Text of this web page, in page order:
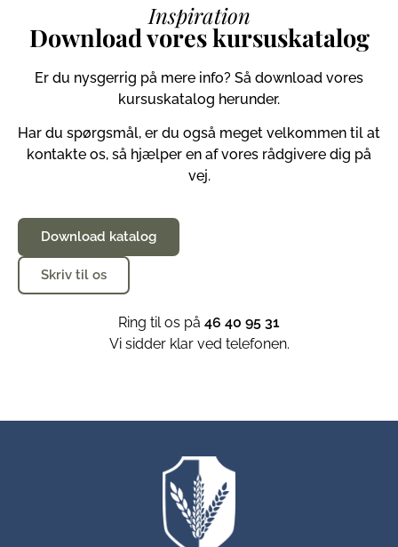
Inspiration
Download vores kursuskatalog
Er du nysgerrig på mere info? Så download vores
kursuskatalog herunder.
Har du spørgsmål, er du også meget velkommen til at
kontakte os, så hjælper en af vores rådgivere dig på
vej.
Download katalog
Skriv til os
Ring til os på 46 40 95 31
Vi sidder klar ved telefonen.